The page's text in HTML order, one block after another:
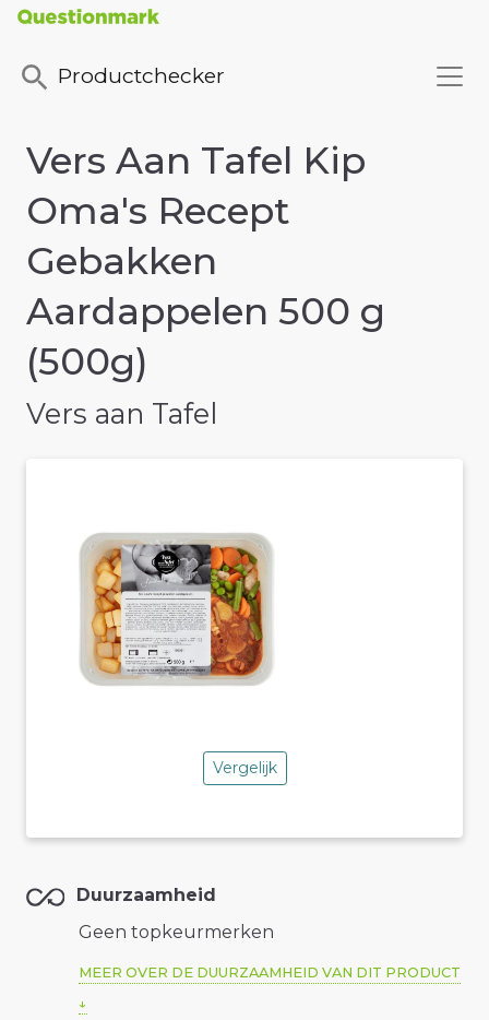
Productchecker
Vers Aan Tafel Kip
Oma's Recept
Gebakken
Aardappelen 500 g
(500g)
Vers aan Tafel
Vergelijk
Duurzaamheid
Geen topkeurmerken
MEER OVER DE DUURZAAMHEID VAN DIT PRODUCT